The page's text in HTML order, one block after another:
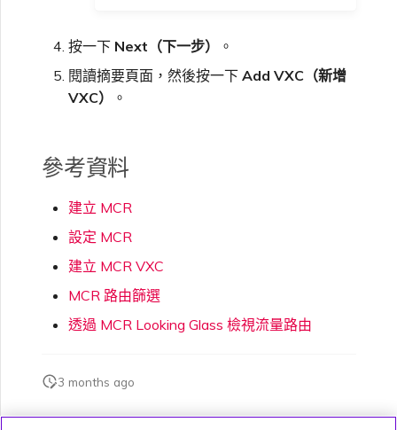
按一下 Next（下一步）
。
閱讀摘要頁面，然後按一下 Add VXC（新增
VXC）
。
參考資料
建立 MCR
設定 MCR
建立 MCR VXC
MCR 路由篩選
透過 MCR Looking Glass 檢視流量路由
3 months ago